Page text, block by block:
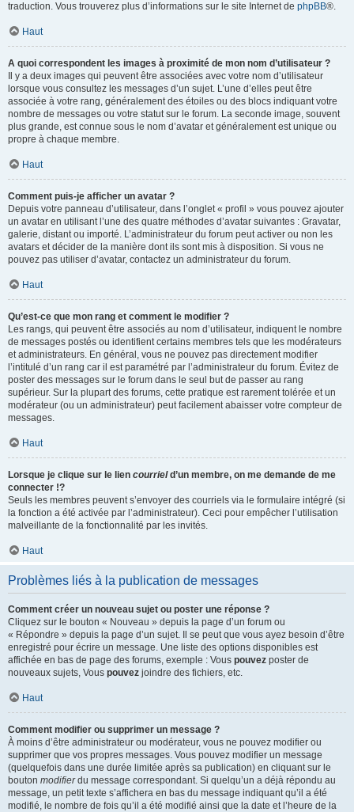
traduction. Vous trouverez plus d’informations sur le site Internet de phpBB®.
Haut
A quoi correspondent les images à proximité de mon nom d’utilisateur ?
Il y a deux images qui peuvent être associées avec votre nom d’utilisateur
lorsque vous consultez les messages d’un sujet. L’une d’elles peut être
associée à votre rang, généralement des étoiles ou des blocs indiquant votre
nombre de messages ou votre statut sur le forum. La seconde image, souvent
plus grande, est connue sous le nom d’avatar et généralement est unique ou
propre à chaque membre.
Haut
Comment puis-je afficher un avatar ?
Depuis votre panneau d’utilisateur, dans l’onglet « profil » vous pouvez ajouter
un avatar en utilisant l’une des quatre méthodes d’avatar suivantes : Gravatar,
galerie, distant ou importé. L’administrateur du forum peut activer ou non les
avatars et décider de la manière dont ils sont mis à disposition. Si vous ne
pouvez pas utiliser d’avatar, contactez un administrateur du forum.
Haut
Qu’est-ce que mon rang et comment le modifier ?
Les rangs, qui peuvent être associés au nom d’utilisateur, indiquent le nombre
de messages postés ou identifient certains membres tels que les modérateurs
et administrateurs. En général, vous ne pouvez pas directement modifier
l’intitulé d’un rang car il est paramétré par l’administrateur du forum. Évitez de
poster des messages sur le forum dans le seul but de passer au rang
supérieur. Sur la plupart des forums, cette pratique est rarement tolérée et un
modérateur (ou un administrateur) peut facilement abaisser votre compteur de
messages.
Haut
Lorsque je clique sur le lien courrield’un membre, on me demande de me
connecter !?
Seuls les membres peuvent s’envoyer des courriels via le formulaire intégré (si
la fonction a été activée par l’administrateur). Ceci pour empêcher l’utilisation
malveillante de la fonctionnalité par les invités.
Haut
Problèmes liés à la publication de messages
Comment créer un nouveau sujet ou poster une réponse ?
Cliquez sur le bouton « Nouveau » depuis la page d’un forum ou
« Répondre » depuis la page d’un sujet. Il se peut que vous ayez besoin d’être
enregistré pour écrire un message. Une liste des options disponibles est
affichée en bas de page des forums, exemple : Vous pouvez poster de
nouveaux sujets, Vous pouvez joindre des fichiers, etc.
Haut
Comment modifier ou supprimer un message ?
À moins d’être administrateur ou modérateur, vous ne pouvez modifier ou
supprimer que vos propres messages. Vous pouvez modifier un message
(quelquefois dans une durée limitée après sa publication) en cliquant sur le
bouton modifierdu message correspondant. Si quelqu’un a déjà répondu au
message, un petit texte s’affichera en bas du message indiquant qu’il a été
modifié, le nombre de fois qu’il a été modifié ainsi que la date et l’heure de la